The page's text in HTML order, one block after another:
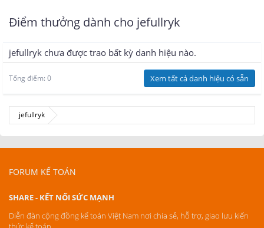
Điểm thưởng dành cho jefullryk
jefullryk chưa được trao bất kỳ danh hiệu nào.
Tổng điểm: 0 Xem tất cả danh hiệu có sẵn
jefullryk
FORUM KẾ TOÁN
SHARE - KẾT NỐI SỨC MẠNH
Diễn đàn cộng đồng kế toán Việt Nam nơi chia sẻ, hỗ trợ, giao lưu kiến